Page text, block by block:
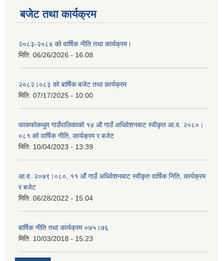
बजेट तथा कार्यक्रम
२०८३-२०८४ को वार्षिक नीति तथा कार्यक्रम।
मिति: 06/26/2026 - 16:08
२०८२।०८३ को बार्षिक बजेट तथा कार्यक्रम
मिति: 07/17/2025 - 10:00
फाकफोकथुम गाउँपालिकाको १४ औ गाउँ अधिवेशनबाट स्वीकृत आ.व. २०८०।
०८१ को वार्षिक नीति, कार्यक्रम र बजेट
मिति: 10/04/2023 - 13:39
आ.व. २०७९।०८०, ११ औं गाउँ अधिवेशनबाट स्वीकृत वार्षिक निति, कार्यक्रम
र बजेट
मिति: 06/28/2022 - 15:04
बार्षिक नीति तथा कार्यक्रम ०७५।७६
मिति: 10/03/2018 - 15:23